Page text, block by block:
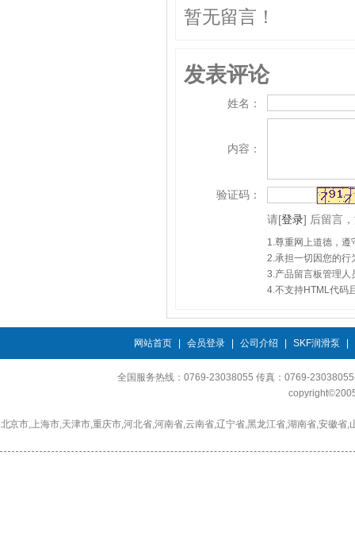
暂无留言！
发表评论
姓名：
内容：
验证码：
请[登录] 后留言
1.尊重网上道德，
2.承担一切因您的行
3.产品留言板管理人
4.不支持HTML代码
网站首页 会员登录 公司介绍 SKF润滑泵
全国服务热线：0769-23038055 传真：0769-
北京市,上海市,天津市,重庆市,河北省,河南省,云南省,辽宁省,黑龙江省,湖南省,安徽